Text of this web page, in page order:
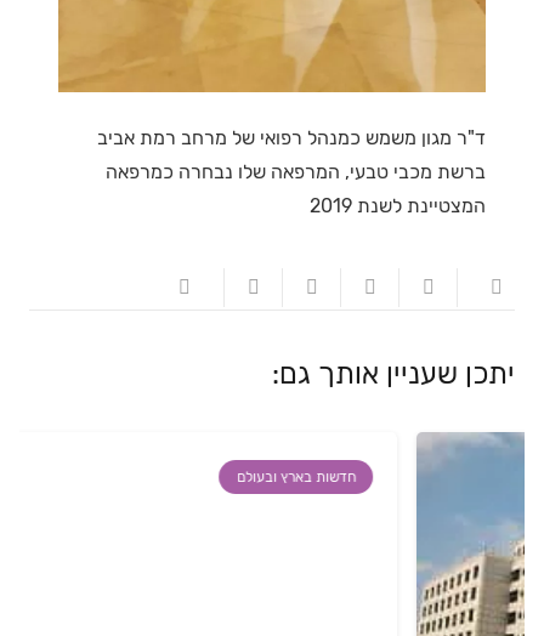
ד"ר מגון משמש כמנהל רפואי של מרחב רמת אביב
ברשת מכבי טבעי, המרפאה שלו נבחרה כמרפאה
המצטיינת לשנת 2019
יתכן שעניין אותך גם:
חדשות בארץ ובעולם